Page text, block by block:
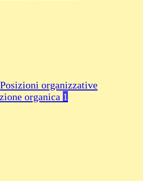
Posizioni organizzative
organica 1